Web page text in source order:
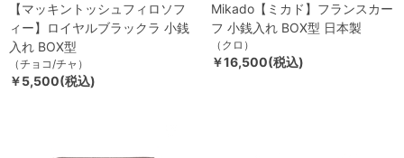
【マッキントッシュフィロソフ
ィー】ロイヤルブラックラ 小銭
入れ BOX型
（チョコ/チャ）
￥5,500(税込)
Mikado【ミカド】フランスカー
フ 小銭入れ BOX型 日本製
（クロ）
￥16,500(税込)